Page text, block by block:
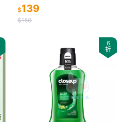
03/10
$139
$150
6
折